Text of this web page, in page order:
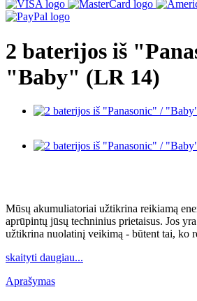
2 baterijos iš
"Baby" (LR 14)
Mūsų akumuliatoriai užtikrina reikiamą
aprūpintų jūsų techninius prietaisus. Jos
užtikrina nuolatinį veikimą - būtent tai, ko
skaityti daugiau...
Aprašymas